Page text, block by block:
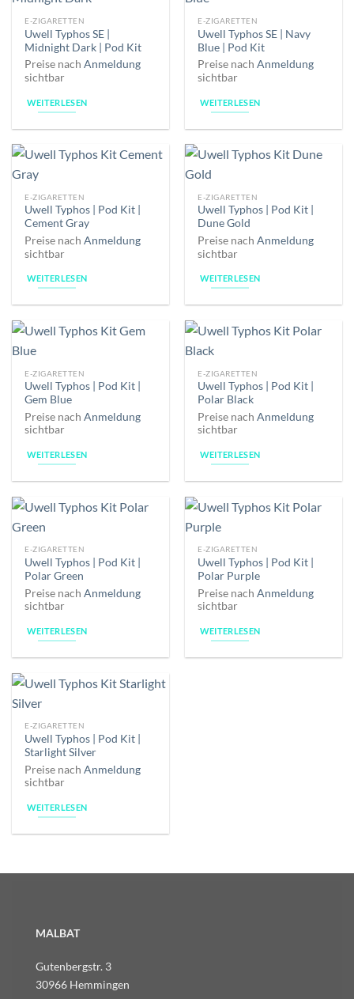
E-ZIGARETTEN
Uwell Typhos SE |
Midnight Dark | Pod Kit
Preise nachAnmeldung
sichtbar
WEITERLESEN
E-ZIGARETTEN
Uwell Typhos SE | Navy
Blue | Pod Kit
Preise nachAnmeldung
sichtbar
WEITERLESEN
E-ZIGARETTEN
Uwell Typhos | Pod Kit |
Cement Gray
Preise nachAnmeldung
sichtbar
WEITERLESEN
E-ZIGARETTEN
Uwell Typhos | Pod Kit |
Dune Gold
Preise nachAnmeldung
sichtbar
WEITERLESEN
E-ZIGARETTEN
Uwell Typhos | Pod Kit |
Gem Blue
Preise nachAnmeldung
sichtbar
WEITERLESEN
E-ZIGARETTEN
Uwell Typhos | Pod Kit |
Polar Black
Preise nachAnmeldung
sichtbar
WEITERLESEN
E-ZIGARETTEN
Uwell Typhos | Pod Kit |
Polar Green
Preise nachAnmeldung
sichtbar
WEITERLESEN
E-ZIGARETTEN
Uwell Typhos | Pod Kit |
Polar Purple
Preise nachAnmeldung
sichtbar
WEITERLESEN
E-ZIGARETTEN
Uwell Typhos | Pod Kit |
Starlight Silver
Preise nachAnmeldung
sichtbar
WEITERLESEN
MALBAT
Gutenbergstr. 3
30966 Hemmingen